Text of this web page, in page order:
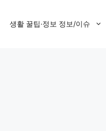
생활 꿀팁·정보 정보/이슈